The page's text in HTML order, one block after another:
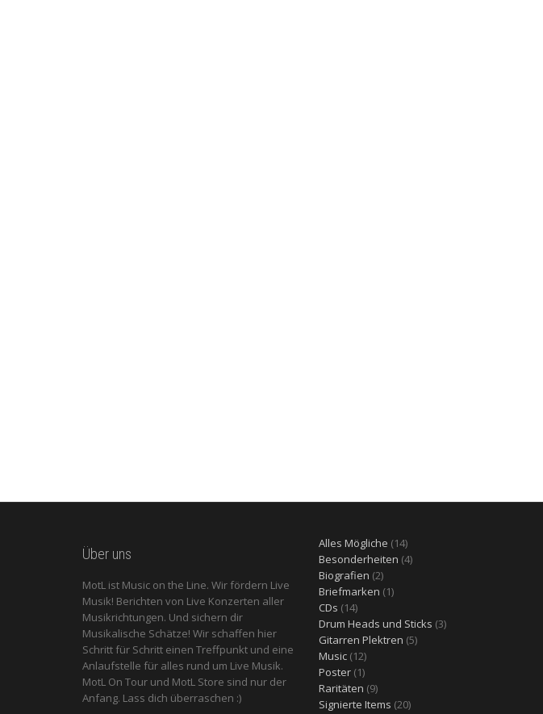
Über uns
MotL ist Music on the Line. Wir fördern Live
Musik! Berichten von Live Konzerten aller
Musikrichtungen. Und sichern dir
Musikalische Schätze! Wir schaffen hier
Schritt für Schritt einen Treffpunkt und eine
Anlaufstelle für alles rund um Live Musik.
MotL On Tour und MotL Store sind nur der
Anfang. Lass dich überraschen :)
Alles Mögliche 1414
Produkte
Besonderheiten 44
Biografien 22
Produkte
Briefmarken 11
CDs 1414
Produkte
Drum Heads und Sticks 33
Gitarren Plektren 55
Music 1212
Produkte
Poster 11
Produkt
Raritäten 99
Produkte
Signierte Items 2020